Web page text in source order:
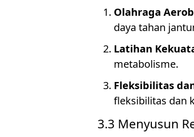
Olahraga
daya tahan
Latihan
metabolisme.
Fleksibilitas
fleksibilitas dan
3.3 Menyusun